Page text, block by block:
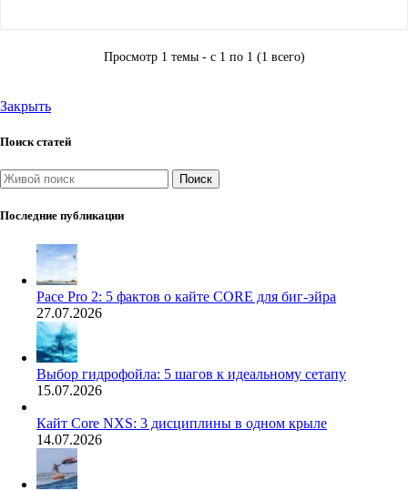
Просмотр 1 темы - с 1 по 1 (1 всего)
Закрыть
Поиск статей
Поиск
Последние публикации
Pace Pro 2: 5 фактов о кайте CORE для биг-эйра
27.07.2026
Выбор гидрофойла: 5 шагов к идеальному сетапу
15.07.2026
Кайт Core NXS: 3 дисциплины в одном крыле
14.07.2026